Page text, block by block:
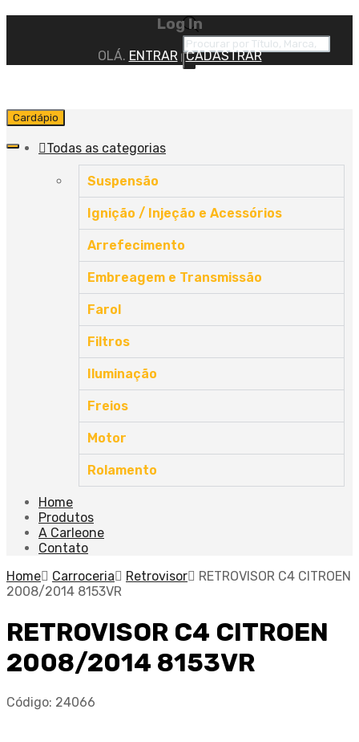
Log In
OLÁ. ENTRAR CADASTRAR
Cardápio
Todas as categorias
Suspensão
Ignição / Injeção e Acessórios
Arrefecimento
Embreagem e Transmissão
Farol
Filtros
Iluminação
Freios
Motor
Rolamento
Home
Produtos
A Carleone
Contato
Home
Carroceria Retrovisor
RETROVISOR C4 CITROEN
2008/2014 8153VR
RETROVISOR C4 CITROEN
2008/2014 8153VR
Código: 24066